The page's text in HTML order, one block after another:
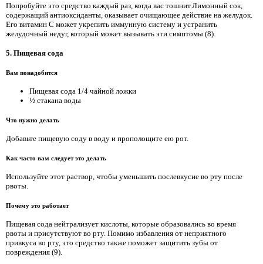
Попробуйте это средство каждый раз, когда вас тошнит.Лимонный сок,
содержащий антиоксиданты, оказывает очищающее действие на желудок.
Его витамин С может укрепить иммунную систему и устранить
желудочный недуг, который может вызывать эти симптомы (8).
5. Пищевая сода
Вам понадобится
Пищевая сода 1/4 чайной ложки
½ стакана воды
Что нужно делать
Добавьте пищевую соду в воду и прополощите ею рот.
Как часто вам следует это делать
Используйте этот раствор, чтобы уменьшить послевкусие во рту после
рвоты.
Почему это работает
Пищевая сода нейтрализует кислоты, которые образовались во время
рвоты и присутствуют во рту. Помимо избавления от неприятного
привкуса во рту, это средство также поможет защитить зубы от
повреждения (9).